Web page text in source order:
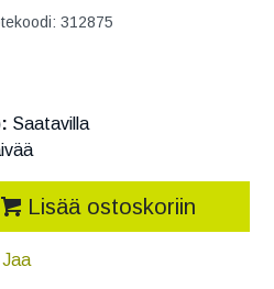
312875
Saatavilla
Lisää ostoskoriin
Jaa